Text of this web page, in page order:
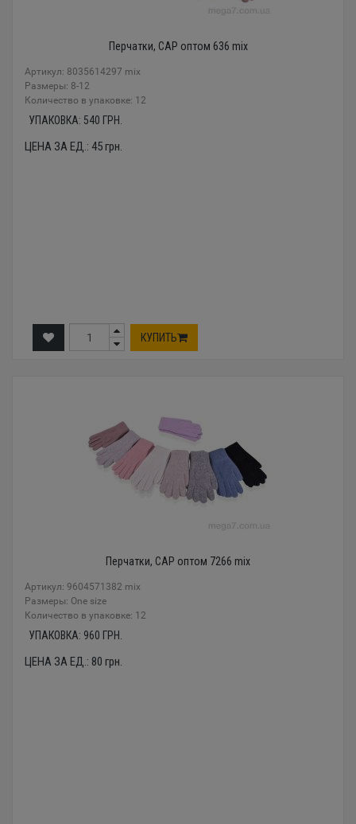
Перчатки, CAP оптом 636 mix
Артикул: 8035614297 mix
Размеры: 8-12
Количество в упаковке: 12
УПАКОВКА: 540 ГРН.
ЦЕНА ЗА ЕД.: 45грн.
КУПИТЬ
Перчатки, CAP оптом 7266 mix
Артикул: 9604571382 mix
Размеры: One size
Количество в упаковке: 12
УПАКОВКА: 960 ГРН.
ЦЕНА ЗА ЕД.: 80 грн.